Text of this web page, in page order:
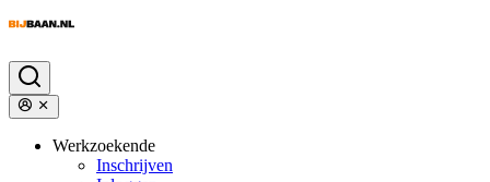
Werkzoekende
Inschrijven